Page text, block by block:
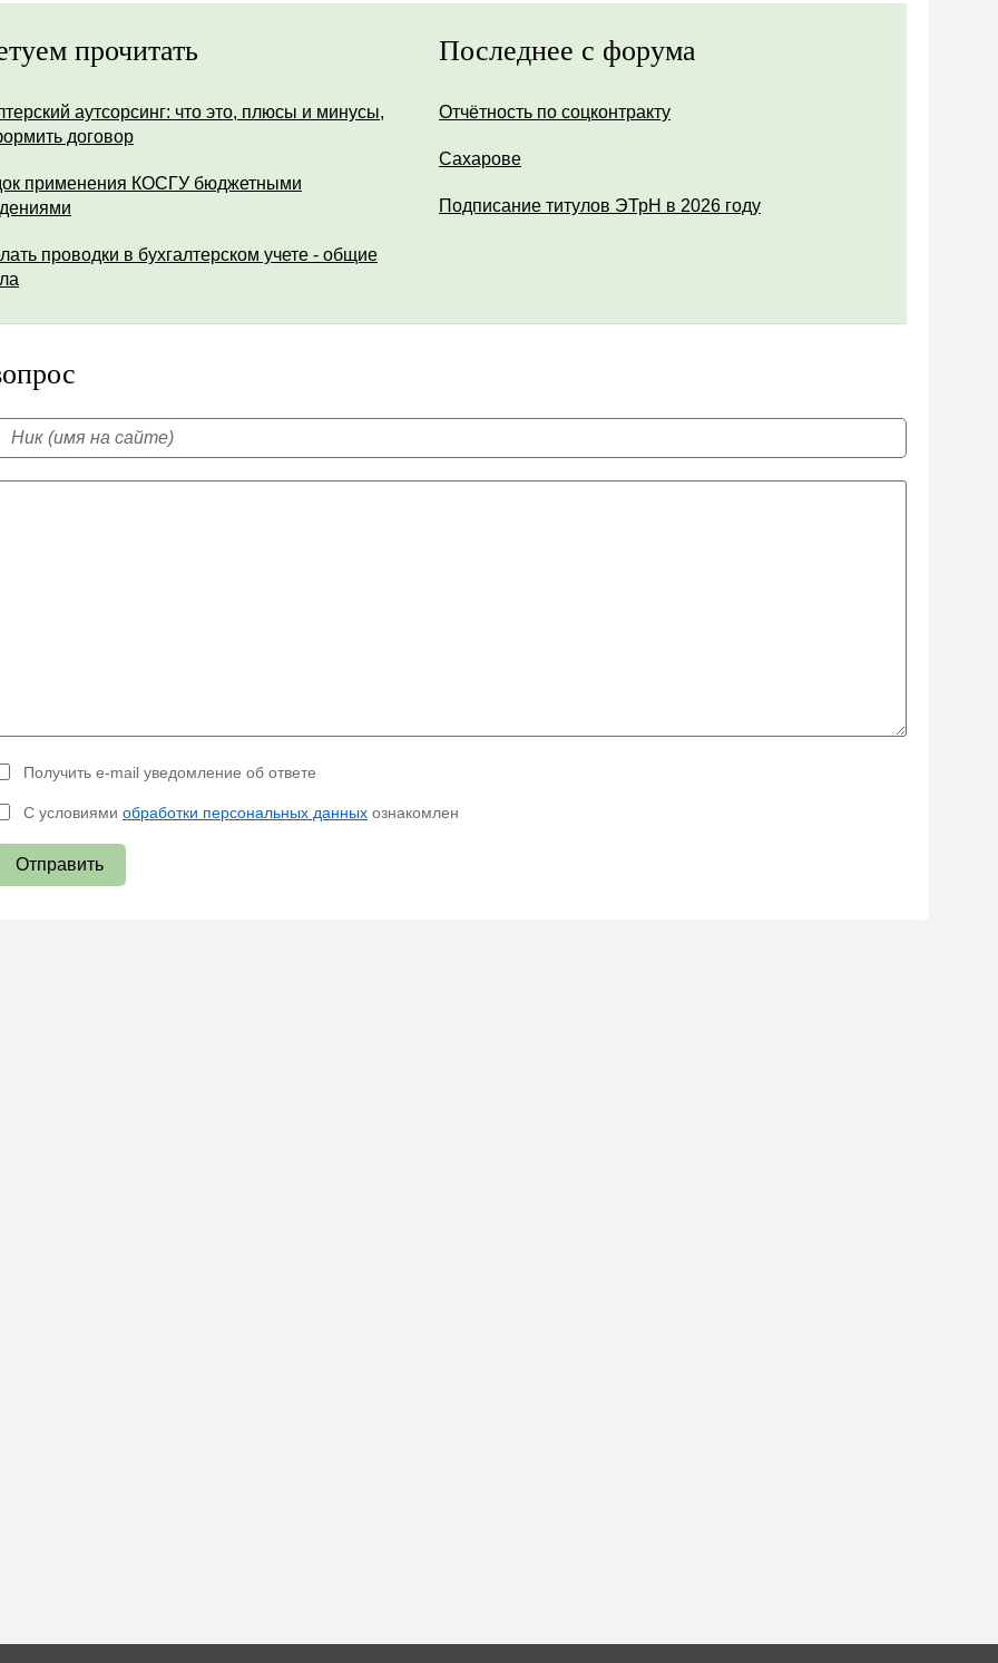
прочитать
аутсорсинг: что это, плюсы и минусы,
договор
применения КОСГУ бюджетными
проводки в бухгалтерском учете - общие
Последнее с форума
Отчётность по соцконтракту
Сахарове
Подписание титулов ЭТрН в 2026 году
Получить e-mail уведомление об ответе
С условиями обработки персональных данных ознакомлен
Отправить